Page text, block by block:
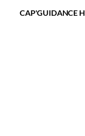
CAP'GUIDANCE